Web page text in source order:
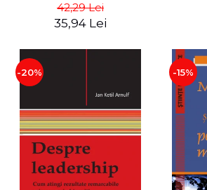
42,29 Lei
35,94 Lei
-20% -15%